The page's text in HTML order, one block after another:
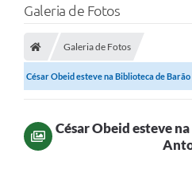
Galeria de Fotos
Galeria de Fotos
César Obeid esteve na Biblioteca de
César Obeid esteve